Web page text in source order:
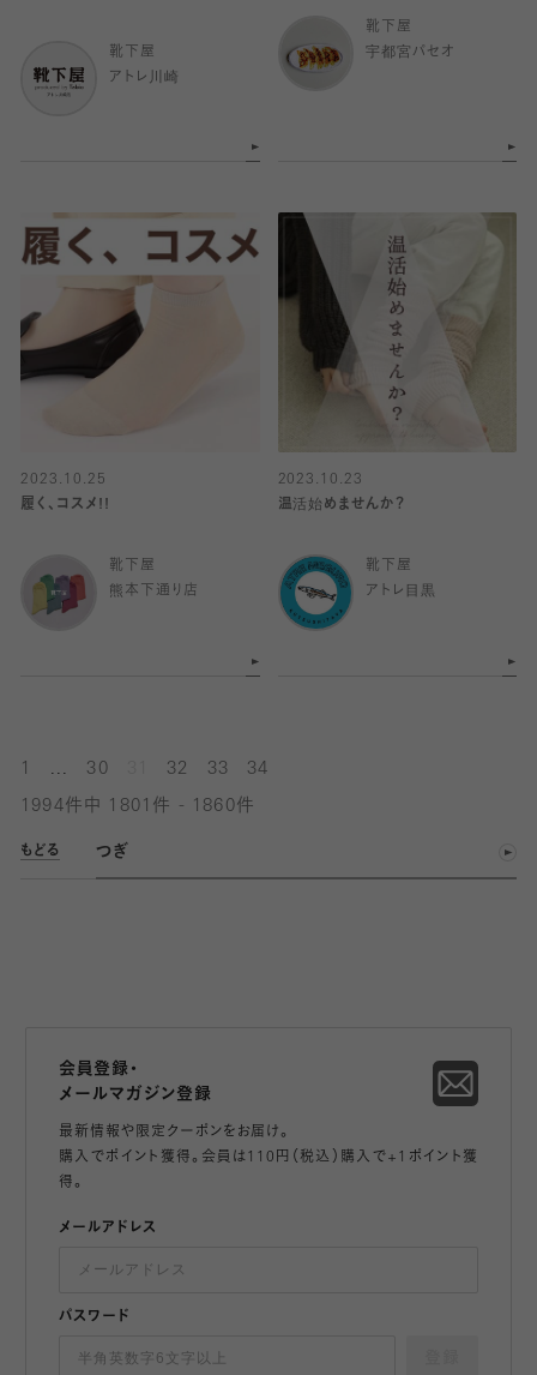
靴下屋
アトレ川崎
靴下屋
宇都宮パセオ
2023.10.25
履く、コスメ!!
靴下屋
熊本下通り店
2023.10.23
温活始めませんか？
靴下屋
アトレ目黒
30 32 33 34
1994件中 1801件 - 1860件
もどる つぎ
会員登録・
メールマガジン登録
最新情報や限定クーポンをお届け。
購入でポイント獲得。会員は110円（税込）購入で+1ポイント獲
得。
メールアドレス
パスワード